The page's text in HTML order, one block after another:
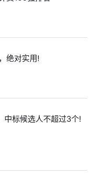
绝对实用!
中标候选人不超过3个!